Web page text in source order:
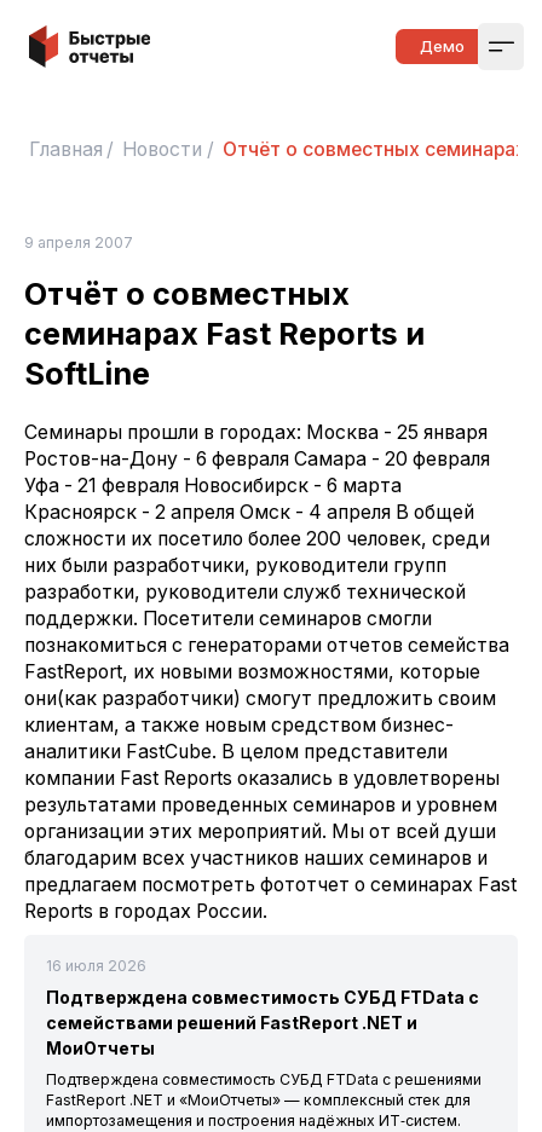
Быстрые отчеты Демо
Главная / Новости / Отчёт о совместных семинарах
9 апреля 2007
Отчёт о совместных
семинарах Fast Reports и
SoftLine
Семинары прошли в городах: Москва - 25 января
Ростов-на-Дону - 6 февраля Самара - 20 февраля
Уфа - 21 февраля Новосибирск - 6 марта
Красноярск - 2 апреля Омск - 4 апреля В общей
сложности их посетило более 200 человек, среди
них были разработчики, руководители групп
разработки, руководители служб технической
поддержки. Посетители семинаров смогли
познакомиться с генераторами отчетов семейства
FastReport, их новыми возможностями, которые
они(как разработчики) смогут предложить своим
клиентам, а также новым средством бизнес-
аналитики FastCube. В целом представители
компании Fast Reports оказались в удовлетворены
результатами проведенных семинаров и уровнем
организации этих мероприятий. Мы от всей души
благодарим всех участников наших семинаров и
предлагаем посмотреть фототчет о семинарах Fast
Reports в городах России.
16 июля 2026
Подтверждена совместимость СУБД FTData с
семействами решений FastReport .NET и
МоиОтчеты
Подтверждена совместимость СУБД FTData с решениями
FastReport .NET и «МоиОтчеты» — комплексный стек для
импортозамещения и построения надёжных ИТ‑систем.